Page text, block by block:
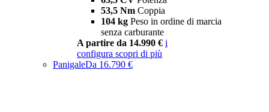
53,5 Nm Coppia
104 kg Peso in ordine di marcia
senza carburante
A partire da 14.990 € i
configura scopri di più
PanigaleDa 16.790 €